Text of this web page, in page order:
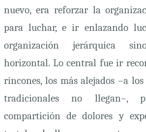
nuevo, era reforzar la
para luchar, e ir enlazando
organización jerárquica
horizontal. Lo central fue ir
rincones, los más alejados –a
tradicionales no llegan–,
compartición de dolores y